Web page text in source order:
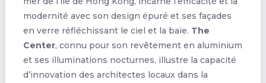
modernité avec son design épuré et ses façades
en verre réfléchissant le ciel et la baie. The
Center, connu pour son revêtement en aluminium
et ses illuminations nocturnes, illustre la capacité
d’innovation des architectes locaux dans la